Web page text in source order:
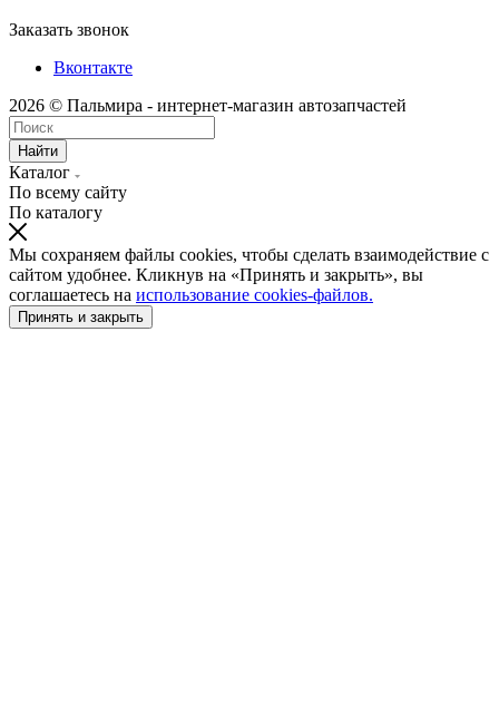
Заказать звонок
Вконтакте
2026 © Пальмира - интернет-магазин автозапчастей
Найти
Каталог
По всему сайту
По каталогу
Мы сохраняем файлы cookies, чтобы сделать взаимодействие с
сайтом удобнее. Кликнув на «Принять и закрыть», вы
соглашаетесь на использование cookies-файлов.
Принять и закрыть